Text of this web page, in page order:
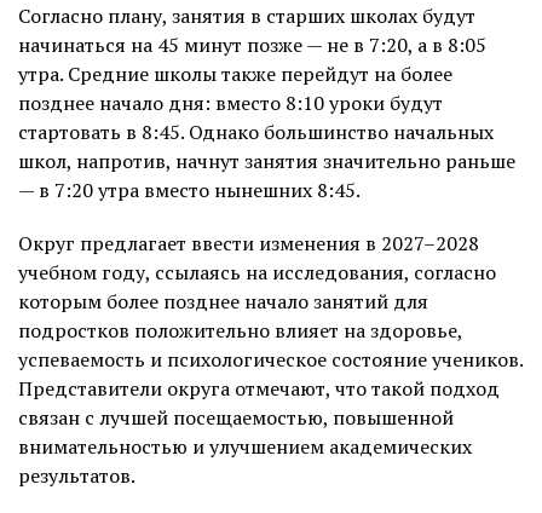
Согласно плану, занятия в старших школах будут
начинаться на 45 минут позже — не в 7:20, а в 8:05
утра. Средние школы также перейдут на более
позднее начало дня: вместо 8:10 уроки будут
стартовать в 8:45. Однако большинство начальных
школ, напротив, начнут занятия значительно раньше
— в 7:20 утра вместо нынешних 8:45.
Округ предлагает ввести изменения в 2027–2028
учебном году, ссылаясь на исследования, согласно
которым более позднее начало занятий для
подростков положительно влияет на здоровье,
успеваемость и психологическое состояние учеников.
Представители округа отмечают, что такой подход
связан с лучшей посещаемостью, повышенной
внимательностью и улучшением академических
результатов.